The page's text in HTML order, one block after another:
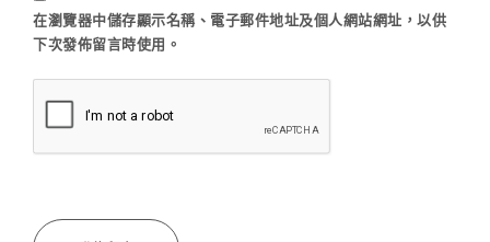
在瀏覽器中儲存顯示名稱、電子郵件地址及個人網站網址，以供
下次發佈留言時使用。